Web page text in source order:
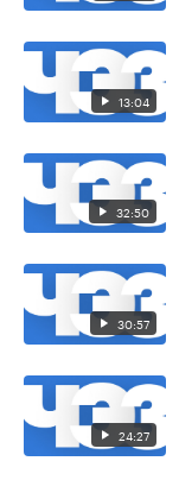
13:04
32:50
30:57
24:27